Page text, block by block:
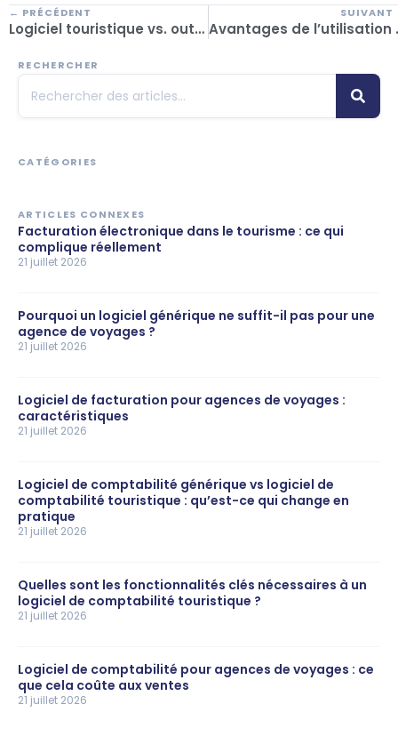
← PRÉCÉDENT
Logiciel touristique vs. outils génériques : ce qui change dans votre exploitation Avantages de
RECHERCHER
CATÉGORIES
ARTICLES CONNEXES
Facturation électronique dans le tourisme : ce qui
complique réellement
21 juillet 2026
Pourquoi un logiciel générique ne suffit-il pas pour une
agence de voyages ?
21 juillet 2026
Logiciel de facturation pour agences de voyages :
caractéristiques
21 juillet 2026
Logiciel de comptabilité générique vs logiciel de
comptabilité touristique : qu’est-ce qui change en
pratique
21 juillet 2026
Quelles sont les fonctionnalités clés nécessaires à un
logiciel de comptabilité touristique ?
21 juillet 2026
Logiciel de comptabilité pour agences de voyages : ce
que cela coûte aux ventes
21 juillet 2026